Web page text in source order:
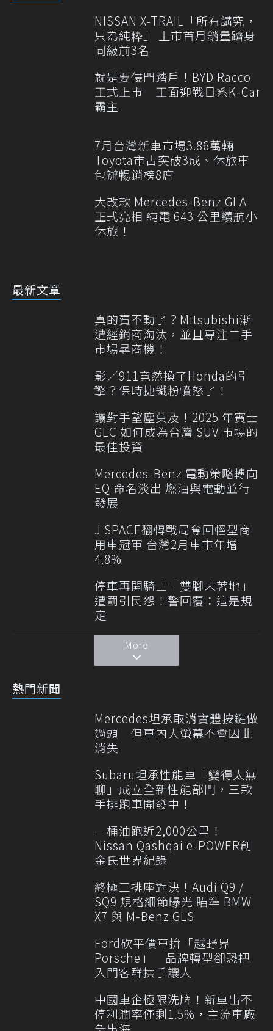
NISSAN X-TRAIL「所有講究，
只為純粋」 上市首月銷量躋身
同級前3名
就是要侵門踏戶！BYD Racco
正式上市 正面迎戰日系K-Car
霸主
7月台灣新車市場3.86萬輛
Toyota市占突破3成、休旅車
包辦暢銷榜8席
大改款 Mercedes-Benz GLA
正式亮相 純電 643 公里續航小
休旅！
最新文章
真的賣不動了？Mitsubishi漸
遭經銷商淘汰，並且專注二手
市場尋商機！
影／911竟然換了Honda的引
擎？保時捷鐵粉憤怒了！
讓對手望塵莫及！2025 年賓士
GLC 如何成為台灣 SUV 市場的
最佳投資
Mercedes-Benz 電動策略轉向
EQ 命名淡出 燃油與電動並行
發展
J SPACE翻轉戰局奪回輕型商
用車冠軍 台灣2月車市年增
4.8%
停車再開騎士「雙腳未著地」
遭罰引民怨！警回覆：這是規
定
More
熱門新聞
Mercedes坦承取消實體按鍵做
過頭 但車內大螢幕不會因此
消失
Subaru坦承性能車「變得太無
聊」成立全新性能部門，三款
手排跑車開發中！
一桶油跑近2,000公里！
Nissan Qashqai e-POWER創
金氏世界紀錄
終極三排座對決！Audi Q9 /
SQ9 規格細節曝光 瞄準 BMW
X7 與 M-Benz GLS
Ford砍平價車拚「越野界
Porsche」 品牌轉型卻恐把
入門客群拱手讓人
中國車企極限洗牌！新車出不
停利潤率僅剩1.5%，主流車廠